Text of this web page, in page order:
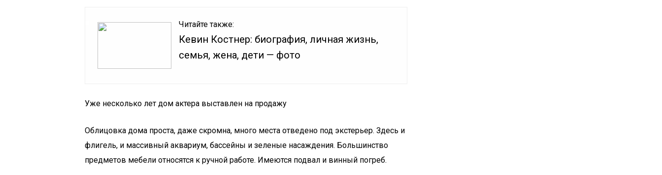
Читайте также:
Кевин Костнер: биография, личная жизнь,
семья, жена, дети — фото
Уже несколько лет дом актера выставлен на продажу
Облицовка дома проста, даже скромна, много места отведено под экстерьер. Здесь и
флигель, и массивный аквариум, бассейны и зеленые насаждения. Большинство
предметов мебели относятся к ручной работе. Имеются подвал и винный погреб.